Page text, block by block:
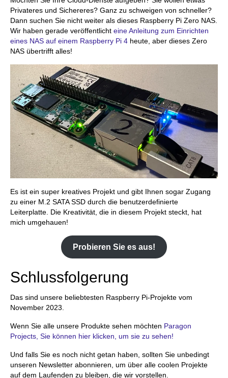
Privateres und Sichereres? Ganz zu schweigen von schneller?
Dann suchen Sie nicht weiter als dieses Raspberry Pi Zero NAS.
Wir haben gerade veröffentlicht eine Anleitung zum Einrichten
eines NAS auf einem Raspberry Pi 4 heute, aber dieses Zero
NAS übertrifft alles!
Es ist ein super kreatives Projekt und gibt Ihnen sogar Zugang
zu einer M.2 SATA SSD durch die benutzerdefinierte
Leiterplatte. Die Kreativität, die in diesem Projekt steckt, hat
mich umgehauen!
Probieren Sie es aus!
Schlussfolgerung
Das sind unsere beliebtesten Raspberry Pi-Projekte vom
November 2023.
Wenn Sie alle unsere Produkte sehen möchten Paragon
Projects, Sie können hier klicken, um sie zu sehen!
Und falls Sie es noch nicht getan haben, sollten Sie unbedingt
unseren Newsletter abonnieren, um über alle coolen Projekte
auf dem Laufenden zu bleiben, die wir vorstellen.